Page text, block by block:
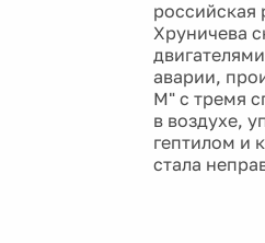
российская
Хруничева
аварии,
М" с тремя
в воздухе,
гептилом и
стала